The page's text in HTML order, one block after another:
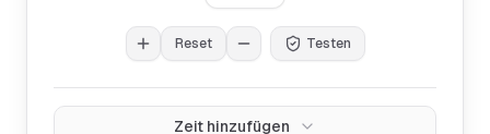
Reset Testen
Zeit hinzufügen